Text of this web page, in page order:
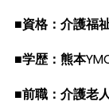
■資格：介護福
■学歴：熊本
■前職：介護老